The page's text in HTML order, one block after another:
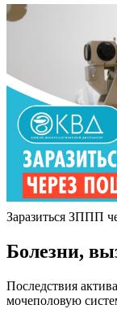
Заразиться ЗППП
Болезни,
Последствия
мочеполовую